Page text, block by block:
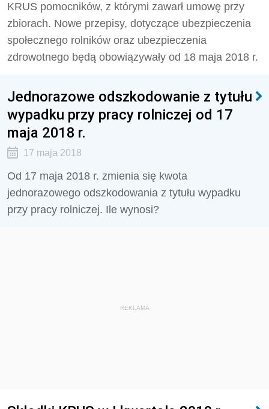
KRUS pomocników, z którymi zawarł umowę przy
zbiorach. Nowe przepisy, dotyczące ubezpieczenia
społecznego rolników oraz ubezpieczenia
zdrowotnego będą obowiązywały od 18 maja 2018 r.
Jednorazowe odszkodowanie z tytułu
wypadku przy pracy rolniczej od 17
maja 2018 r.
17 maja 2018
Od 17 maja 2018 r. zmienia się kwota
jednorazowego odszkodowania z tytułu wypadku
przy pracy rolniczej. Ile wynosi?
REKLAMA